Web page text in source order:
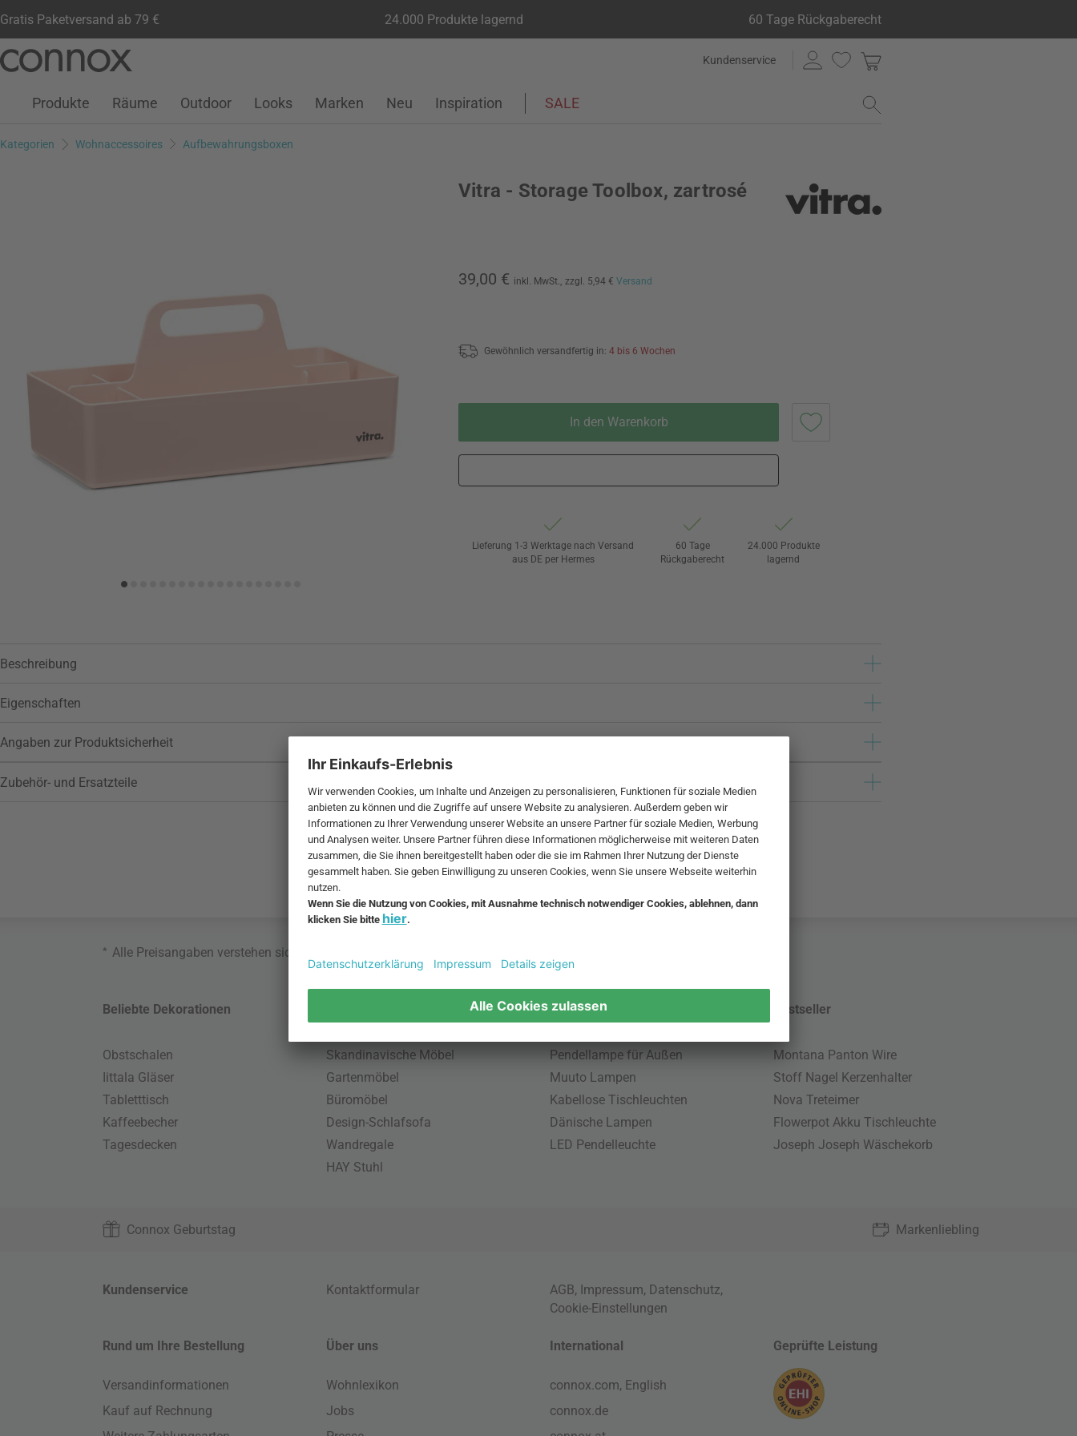
Gratis Paketversand ab 79 € 24.000 Produkte lagernd 60 Tage Rückgaberecht
Seiteninhalt
Suchfeld
Kundenservice
Kundenkonto
Wunschliste
Warenkorb
Produkte Räume Outdoor Looks Marken Neu Inspiration SALE
Kategorien Wohnaccessoires Aufbewahrungsboxen
Vitra - Storage Toolbox, zartrosé
39,00 € inkl. MwSt., zzgl. 5,94 € Versand
Gewöhnlich versandfertig in: 4 bis 6 Wochen
In den Warenkorb
Lieferung 1-3 Werktage nach Versand
aus DE per Hermes
60 Tage
Rückgaberecht
24.000 Produkte
lagernd
Beschreibung
Eigenschaften
Angaben zur Produktsicherheit
Zubehör- und Ersatzteile
* Alle Preisangaben verstehen sich inklusive MwSt. und zzgl.
Beliebte Dekorationen
Obstschalen
Iittala Gläser
Tabletttisch
Kaffeebecher
Tagesdecken
Skandinavische Möbel
Gartenmöbel
Büromöbel
Design-Schlafsofa
Wandregale
HAY Stuhl
Beliebte Leuchten
Pendellampe für Außen
Muuto Lampen
Kabellose Tischleuchten
Dänische Lampen
LED Pendelleuchte
Bestseller
Montana Panton Wire
Stoff Nagel Kerzenhalter
Nova Treteimer
Flowerpot Akku Tischleuchte
Joseph Joseph Wäschekorb
Connox Geburtstag Markenliebling
Kundenservice Kontaktformular AGB, Impressum, Datenschutz,
Cookie-Einstellungen
Rund um Ihre Bestellung
Versandinformationen
Kauf auf Rechnung
Über uns
Wohnlexikon
Jobs
International
connox.com, English
connox.de
Geprüfte Leistung